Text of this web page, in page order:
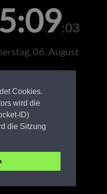
Cookies.
wird die
ID)
die Sitzung
:03
06. August